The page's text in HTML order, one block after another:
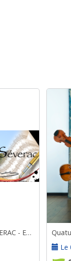
FESTIVAL DÉODAT DE SÉVERAC - ESTIVALES 2026
Le